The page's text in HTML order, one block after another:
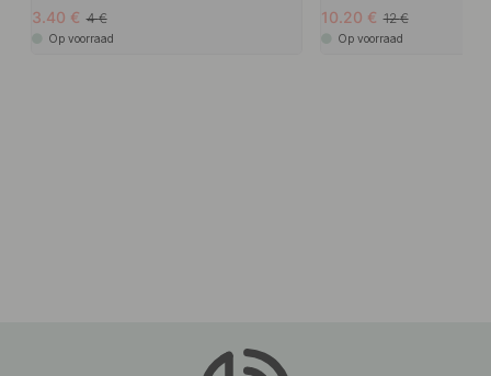
3.40 4
Op voorraad
10.20 12
Op voorraad